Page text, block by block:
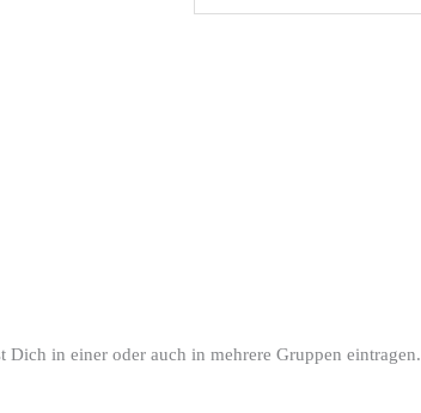
Dich in einer oder auch in mehrere Gruppen eintragen.